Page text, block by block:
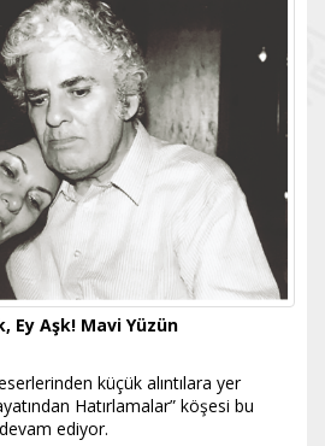
Ey Aşk! Mavi Yüzün
küçük alıntılara yer
Hatırlamalar” köşesi bu
ediyor.